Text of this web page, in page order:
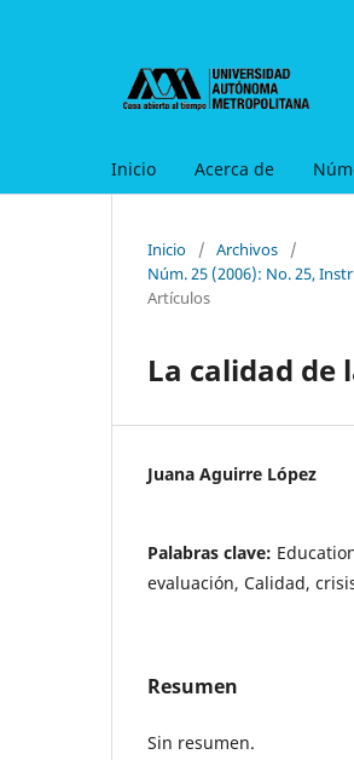
Inicio Acerca de
Inicio / Archivos
/
Núm. 25 (2006): No. 25,
Artículos
La calidad
Juana Aguirre López
Palabras clave:
evaluación, Calidad,
Resumen
Sin resumen.